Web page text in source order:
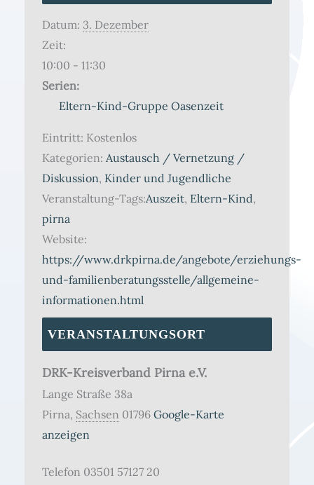
Datum: 3. Dezember
Zeit:
10:00 - 11:30
Serien:
Eltern-Kind-Gruppe Oasenzeit
Eintritt: Kostenlos
Kategorien: Austausch / Vernetzung /
Diskussion, Kinder und Jugendliche
Veranstaltung-Tags:Auszeit, Eltern-Kind,
pirna
Website:
https://www.drkpirna.de/angebote/erziehungs-
und-familienberatungsstelle/allgemeine-
informationen.html
VERANSTALTUNGSORT
DRK-Kreisverband Pirna e.V.
Lange Straße 38a
Pirna, Sachsen 01796 Google-Karte
anzeigen
Telefon 03501 57127 20